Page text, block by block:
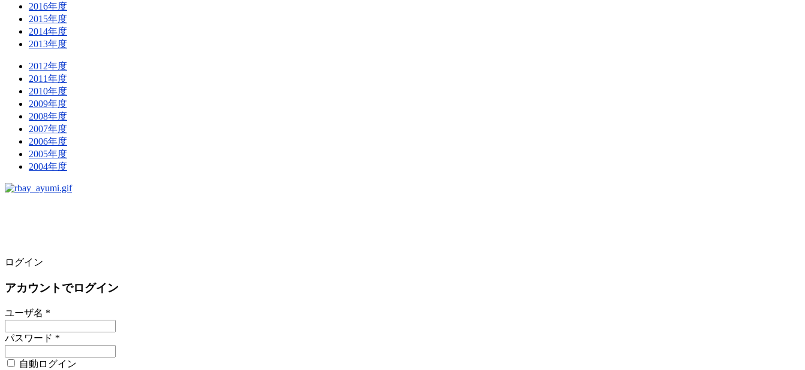
2016年度
2015年度
2014年度
2013年度
2012年度
2011年度
2010年度
2009年度
2008年度
2007年度
2006年度
2005年度
2004年度
ログイン
アカウントでログイン
ユーザ名 *
パスワード *
自動ログイン